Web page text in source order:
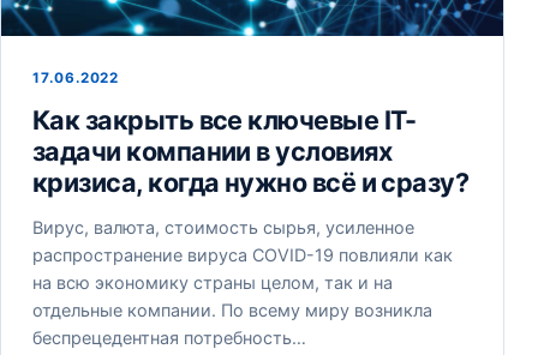
17.06.2022
Как закрыть все ключевые IT-
задачи компании в условиях
кризиса, когда нужно всё и сразу?
Вирус, валюта, стоимость сырья, усиленное
распространение вируса СOVID-19 повлияли как
на всю экономику страны целом, так и на
отдельные компании. По всему миру возникла
беспрецедентная потребность…